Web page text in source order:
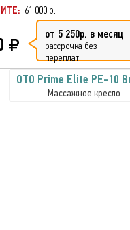
61 000 р.
от 5 250р. в месяц
рассрочка без
переплат
OTO Prime Elite PE-10
Массажное кресло